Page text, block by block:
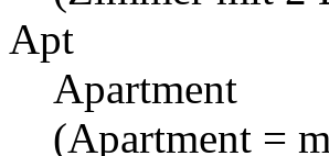
Apt
Apartment
(Apartment =